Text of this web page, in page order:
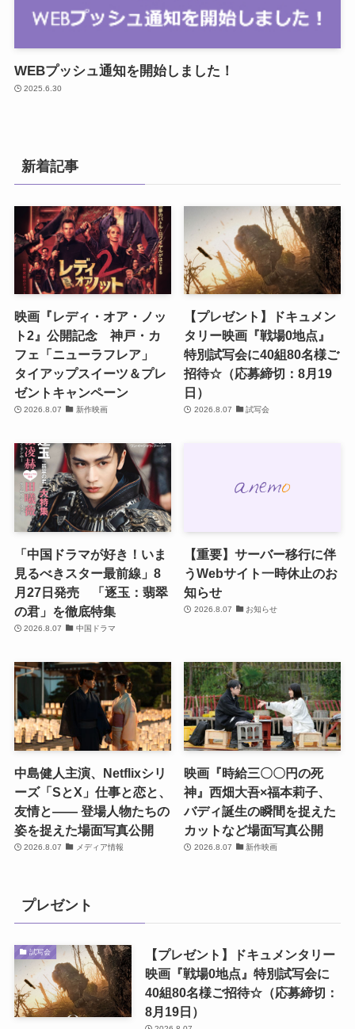
WEBプッシュ通知を開始しました！
2025.6.30
新着記事
映画『レディ・オア・ノッ
ト2』公開記念 神戸・カ
フェ「ニューラフレア」
タイアップスイーツ＆プレ
ゼントキャンペーン
2026.8.07 新作映画
【プレゼント】ドキュメン
タリー映画『戦場0地点』
特別試写会に40組80名様ご
招待☆（応募締切：8月19
日）
2026.8.07 試写会
「中国ドラマが好き！いま
見るべきスター最前線」8
月27日発売 「逐玉：翡翠
の君」を徹底特集
2026.8.07 中国ドラマ
【重要】サーバー移行に伴
うWebサイト一時休止のお
知らせ
2026.8.07 お知らせ
中島健人主演、Netflixシリ
ーズ「SとX」仕事と恋と、
友情と―― 登場人物たちの
姿を捉えた場面写真公開
2026.8.07 メディア情報
映画『時給三〇〇円の死
神』西畑大吾×福本莉子、
バディ誕生の瞬間を捉えた
カットなど場面写真公開
2026.8.07 新作映画
プレゼント
試写会
【プレゼント】ドキュメンタリー
映画『戦場0地点』特別試写会に
40組80名様ご招待☆（応募締切：
8月19日）